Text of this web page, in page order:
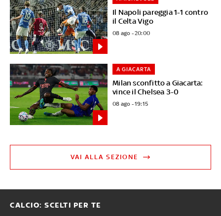
Il Napoli pareggia 1-1 contro
il Celta Vigo
08 ago - 20:00
Milan sconfitto a Giacarta:
vince il Chelsea 3-0
A GIACARTA
08 ago - 19:15
VAI ALLA SEZIONE
CALCIO: SCELTI PER TE